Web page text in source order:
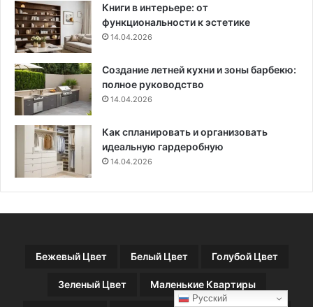
о
к
о
й
с
т
в
и
я
Книги в интерьере: от
функциональности к эстетике
14.04.2026
Создание летней кухни и зоны барбекю:
полное руководство
14.04.2026
Как спланировать и организовать
идеальную гардеробную
14.04.2026
Бежевый Цвет Белый Цвет Голубой Цвет
Зеленый Цвет Маленькие Квартиры
Русский